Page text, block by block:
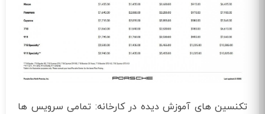
تکنسین‌ های آموزش‌ دیده در کارخانه: تمامی سرویس‌ ها